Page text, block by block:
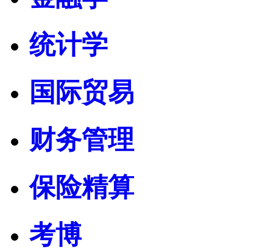
统计学
国际贸易
财务管理
保险精算
考博